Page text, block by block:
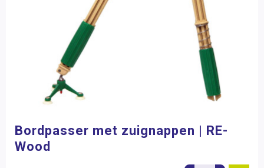
Bordpasser met zuignappen | RE-
Wood